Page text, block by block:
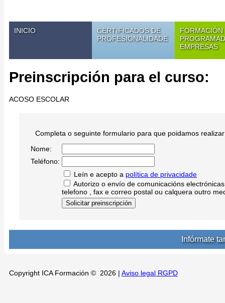
INICIO
CERTIFICADOS DE
PROFESIONALIDADE
FORMACIÓN
EMPRESAS
Preinscripción para el curso:
ACOSO ESCOLAR
Completa o seguinte formulario para que poidamos
Nome:
Teléfono:
Leín e acepto a política de privacidade
Autorizo o envío de comunicacións
telefono , fax e correo postal ou calquera outro
Infórmate
Copyright ICA Formación © 2026 | Aviso legal RGPD